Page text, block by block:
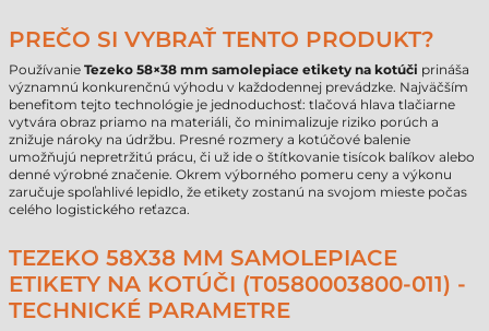
PREČO SI VYBRAŤ TENTO PRODUKT?
Používanie Tezeko 58×38 mm samolepiace etikety na kotúči prináša
významnú konkurenčnú výhodu v každodennej prevádzke. Najväčším
benefitom tejto technológie je jednoduchosť: tlačová hlava tlačiarne
vytvára obraz priamo na materiáli, čo minimalizuje riziko porúch a
znižuje nároky na údržbu. Presné rozmery a kotúčové balenie
umožňujú nepretržitú prácu, či už ide o štítkovanie tisícok balíkov alebo
denné výrobné značenie. Okrem výborného pomeru ceny a výkonu
zaručuje spoľahlivé lepidlo, že etikety zostanú na svojom mieste počas
celého logistického reťazca.
TEZEKO 58X38 MM SAMOLEPIACE
ETIKETY NA KOTÚČI (T0580003800-011) -
TECHNICKÉ PARAMETRE